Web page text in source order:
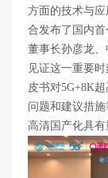
方面的技术与
合发布了国内
董事长孙彦龙、
见证这一重要
皮书对5G+8K
问题和建议措
高清国产化具有